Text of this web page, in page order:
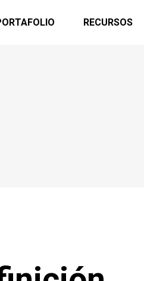
RECURSOS